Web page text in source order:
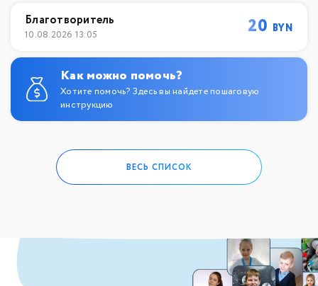
Благотворитель
10.08.2026 13:05 20 BYN
Как можно помочь?
Хотите помочь? Здесь вы найдете пошаговую
инструкцию
ВЕСЬ СПИСОК